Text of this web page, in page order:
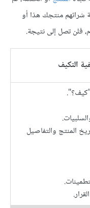
شرائهم منتجك هذا أو
فلن تصل إلى نتيجة.
التكيف
المنتج والتفاصيل